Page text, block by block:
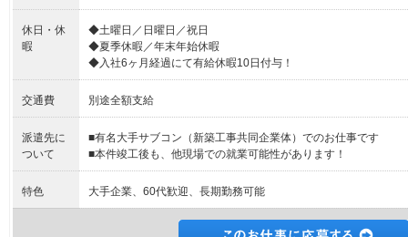
休日・休
暇
◆土曜日／日曜日／祝日
◆夏季休暇／年末年始休暇
◆入社6ヶ月経過にて有給休暇10日付与！
交通費 別途全額支給
派遣先に
ついて
■有名大手サブコン（新築工事共同企業体）でのお仕事です
■本件竣工後も、他現場での就業可能性があります！
特色 大手企業、60代歓迎、長期勤務可能